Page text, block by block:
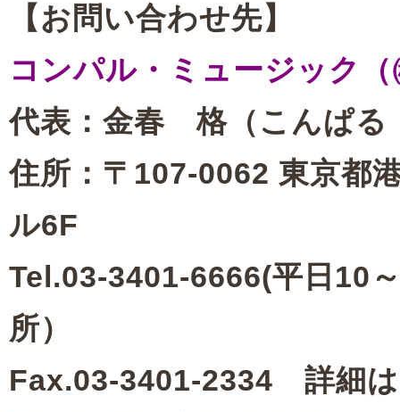
【お問い合わせ先】
コンパル・ミュージック
代表：金春 格（こんぱ
住所：〒107-0062 東京都
ル6F
Tel.03-3401-6666(平日10
所）
Fax.03-3401-2334 詳細